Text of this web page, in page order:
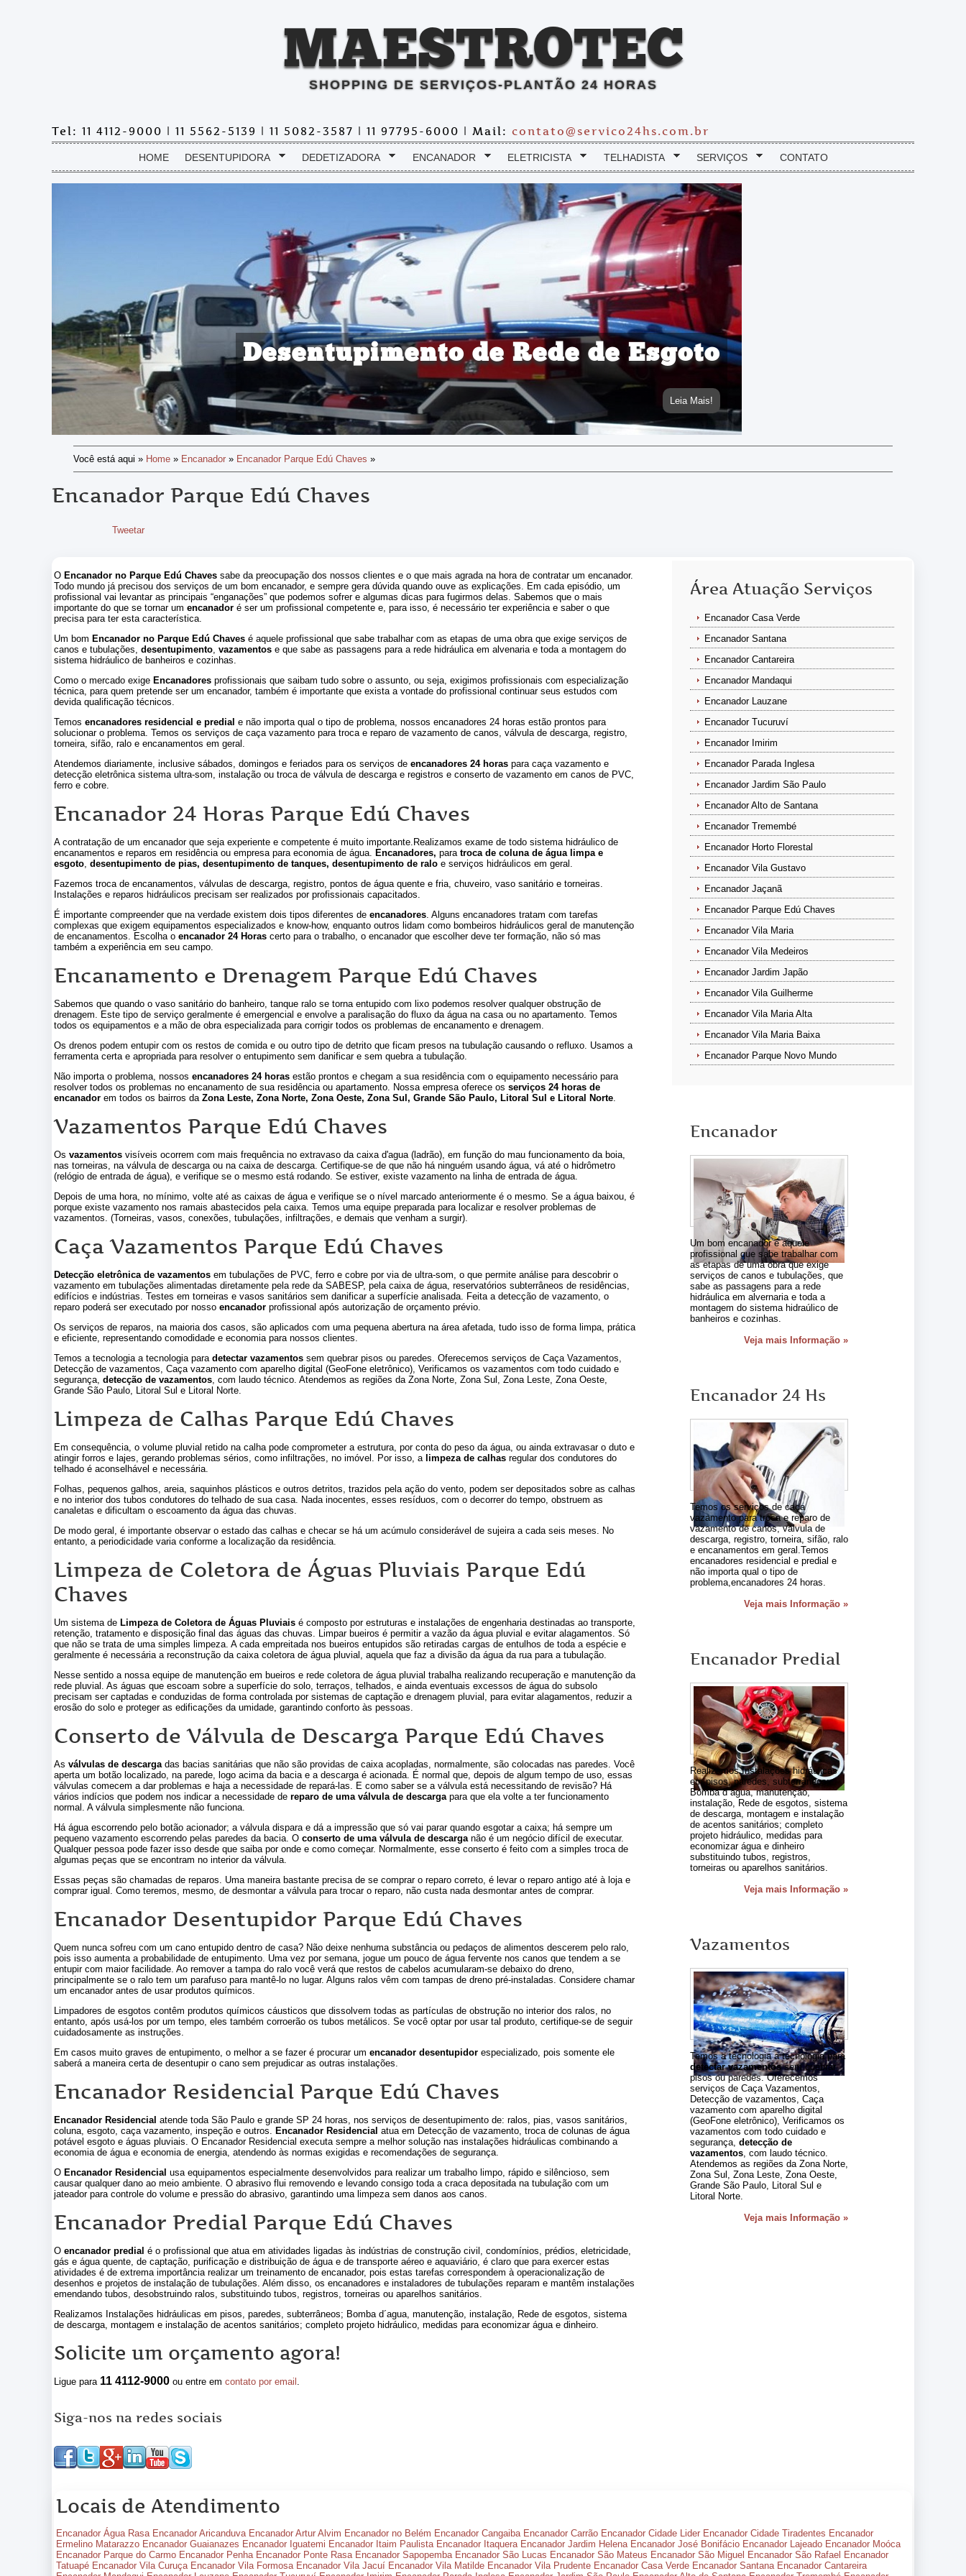
MAESTROTEC
SHOPPING DE SERVIÇOS-PLANTÃO 24 HORAS
Tel: 11 4112-9000 | 11 5562-5139 | 11 5082-3587 | 11 97795-6000 | Mail: contato@servico24hs.com.br
HOME DESENTUPIDORA DEDETIZADORA ENCANADOR ELETRICISTA TELHADISTA SERVIÇOS CONTATO
Desentupimento de Rede de Esgoto
Leia Mais!
Você está aqui » Home » Encanador » Encanador Parque Edú Chaves »
Encanador Parque Edú Chaves
Tweetar
O Encanador no Parque Edú Chaves sabe da preocupação dos nossos clientes e o que mais agrada na hora de contratar um encanador.
Todo mundo já precisou dos serviços de um bom encanador, e sempre gera dúvida quando ouve as explicações. Em cada episódio, um
profissional vai levantar as principais “enganações” que podemos sofrer e algumas dicas para fugirmos delas. Sabemos que o mais
importante do que se tornar um encanador é ser um profissional competente e, para isso, é necessário ter experiência e saber o que
precisa para ter esta característica.
Um bom Encanador no Parque Edú Chaves é aquele profissional que sabe trabalhar com as etapas de uma obra que exige serviços de
canos e tubulações, desentupimento, vazamentos e que sabe as passagens para a rede hidráulica em alvenaria e toda a montagem do
sistema hidráulico de banheiros e cozinhas.
Como o mercado exige Encanadores profissionais que saibam tudo sobre o assunto, ou seja, exigimos profissionais com especialização
técnica, para quem pretende ser um encanador, também é importante que exista a vontade do profissional continuar seus estudos com
devida qualificação técnicos.
Temos encanadores residencial e predial e não importa qual o tipo de problema, nossos encanadores 24 horas estão prontos para
solucionar o problema. Temos os serviços de caça vazamento para troca e reparo de vazamento de canos, válvula de descarga, registro,
torneira, sifão, ralo e encanamentos em geral.
Atendemos diariamente, inclusive sábados, domingos e feriados para os serviços de encanadores 24 horas para caça vazamento e
detecção eletrônica sistema ultra-som, instalação ou troca de válvula de descarga e registros e conserto de vazamento em canos de PVC,
ferro e cobre.
Encanador 24 Horas Parque Edú Chaves
A contratação de um encanador que seja experiente e competente é muito importante.Realizamos exame de todo sistema hidráulico de
encanamentos e reparos em residência ou empresa para economia de água. Encanadores, para troca de coluna de água limpa e
esgoto, desentupimento de pias, desentupimento de tanques, desentupimento de ralo e serviços hidráulicos em geral.
Fazemos troca de encanamentos, válvulas de descarga, registro, pontos de água quente e fria, chuveiro, vaso sanitário e torneiras.
Instalações e reparos hidráulicos precisam ser realizados por profissionais capacitados.
É importante compreender que na verdade existem dois tipos diferentes de encanadores. Alguns encanadores tratam com tarefas
complexas que exigem equipamentos especializados e know-how, enquanto outros lidam como bombeiros hidráulicos geral de manutenção
de encanamentos. Escolha o encanador 24 Horas certo para o trabalho, o encanador que escolher deve ter formação, não só mas
também a experiência em seu campo.
Encanamento e Drenagem Parque Edú Chaves
Sabemos que quando o vaso sanitário do banheiro, tanque ralo se torna entupido com lixo podemos resolver qualquer obstrução de
drenagem. Este tipo de serviço geralmente é emergencial e envolve a paralisação do fluxo da água na casa ou no apartamento. Temos
todos os equipamentos e a mão de obra especializada para corrigir todos os problemas de encanamento e drenagem.
Os drenos podem entupir com os restos de comida e ou outro tipo de detrito que ficam presos na tubulação causando o refluxo. Usamos a
ferramenta certa e apropriada para resolver o entupimento sem danificar e sem quebra a tubulação.
Não importa o problema, nossos encanadores 24 horas estão prontos e chegam a sua residência com o equipamento necessário para
resolver todos os problemas no encanamento de sua residência ou apartamento. Nossa empresa oferece os serviços 24 horas de
encanador em todos os bairros da Zona Leste, Zona Norte, Zona Oeste, Zona Sul, Grande São Paulo, Litoral Sul e Litoral Norte.
Vazamentos Parque Edú Chaves
Os vazamentos visíveis ocorrem com mais frequência no extravaso da caixa d'agua (ladrão), em função do mau funcionamento da boia,
nas torneiras, na válvula de descarga ou na caixa de descarga. Certifique-se de que não há ninguém usando água, vá até o hidrômetro
(relógio de entrada de água), e verifique se o mesmo está rodando. Se estiver, existe vazamento na linha de entrada de água.
Depois de uma hora, no mínimo, volte até as caixas de água e verifique se o nível marcado anteriormente é o mesmo. Se a água baixou, é
porque existe vazamento nos ramais abastecidos pela caixa. Temos uma equipe preparada para localizar e resolver problemas de
vazamentos. (Torneiras, vasos, conexões, tubulações, infiltrações, e demais que venham a surgir).
Caça Vazamentos Parque Edú Chaves
Detecção eletrônica de vazamentos em tubulações de PVC, ferro e cobre por via de ultra-som, o que permite análise para descobrir o
vazamento em tubulações alimentadas diretamente pela rede da SABESP, pela caixa de água, reservatórios subterrâneos de residências,
edifícios e indústrias. Testes em torneiras e vasos sanitários sem danificar a superfície analisada. Feita a detecção de vazamento, o
reparo poderá ser executado por nosso encanador profissional após autorização de orçamento prévio.
Os serviços de reparos, na maioria dos casos, são aplicados com uma pequena abertura na área afetada, tudo isso de forma limpa, prática
e eficiente, representando comodidade e economia para nossos clientes.
Temos a tecnologia a tecnologia para detectar vazamentos sem quebrar pisos ou paredes. Oferecemos serviços de Caça Vazamentos,
Detecção de vazamentos, Caça vazamento com aparelho digital (GeoFone eletrônico), Verificamos os vazamentos com todo cuidado e
segurança, detecção de vazamentos, com laudo técnico. Atendemos as regiões da Zona Norte, Zona Sul, Zona Leste, Zona Oeste,
Grande São Paulo, Litoral Sul e Litoral Norte.
Limpeza de Calhas Parque Edú Chaves
Em consequência, o volume pluvial retido na calha pode comprometer a estrutura, por conta do peso da água, ou ainda extravasar o duto e
atingir forros e lajes, gerando problemas sérios, como infiltrações, no imóvel. Por isso, a limpeza de calhas regular dos condutores do
telhado é aconselhável e necessária.
Folhas, pequenos galhos, areia, saquinhos plásticos e outros detritos, trazidos pela ação do vento, podem ser depositados sobre as calhas
e no interior dos tubos condutores do telhado de sua casa. Nada inocentes, esses resíduos, com o decorrer do tempo, obstruem as
canaletas e dificultam o escoamento da água das chuvas.
De modo geral, é importante observar o estado das calhas e checar se há um acúmulo considerável de sujeira a cada seis meses. No
entanto, a periodicidade varia conforme a localização da residência.
Limpeza de Coletora de Águas Pluviais Parque Edú
Chaves
Um sistema de Limpeza de Coletora de Águas Pluviais é composto por estruturas e instalações de engenharia destinadas ao transporte,
retenção, tratamento e disposição final das águas das chuvas. Limpar bueiros é permitir a vazão da água pluvial e evitar alagamentos. Só
que não se trata de uma simples limpeza. A cada empreitada nos bueiros entupidos são retiradas cargas de entulhos de toda a espécie e
geralmente é necessária a reconstrução da caixa coletora de água pluvial, aquela que faz a divisão da água da rua para a tubulação.
Nesse sentido a nossa equipe de manutenção em bueiros e rede coletora de água pluvial trabalha realizando recuperação e manutenção da
rede pluvial. As águas que escoam sobre a superfície do solo, terraços, telhados, e ainda eventuais excessos de água do subsolo
precisam ser captadas e conduzidas de forma controlada por sistemas de captação e drenagem pluvial, para evitar alagamentos, reduzir a
erosão do solo e proteger as edificações da umidade, garantindo conforto às pessoas.
Conserto de Válvula de Descarga Parque Edú Chaves
As válvulas de descargadas bacias sanitárias que não são providas de caixa acopladas, normalmente, são colocadas nas paredes. Você
aperta um botão localizado, na parede, logo acima da bacia e a descarga é acionada. É normal que, depois de algum tempo de uso, essas
válvulas comecem a dar problemas e haja a necessidade de repará-las. E como saber se a válvula está necessitando de revisão? Há
vários indícios que podem nos indicar a necessidade de reparo de uma válvula de descargapara que ela volte a ter funcionamento
normal. A válvula simplesmente não funciona.
Há água escorrendo pelo botão acionador; a válvula dispara e dá a impressão que só vai parar quando esgotar a caixa; há sempre um
pequeno vazamento escorrendo pelas paredes da bacia. O conserto de uma válvula de descarganão é um negócio difícil de executar.
Qualquer pessoa pode fazer isso desde que saiba por onde e como começar. Normalmente, esse conserto é feito com a simples troca de
algumas peças que se encontram no interior da válvula.
Essas peças são chamadas de reparos. Uma maneira bastante precisa de se comprar o reparo correto, é levar o reparo antigo até à loja e
comprar igual. Como teremos, mesmo, de desmontar a válvula para trocar o reparo, não custa nada desmontar antes de comprar.
Encanador Desentupidor Parque Edú Chaves
Quem nunca sofreu com um cano entupido dentro de casa? Não deixe nenhuma substância ou pedaços de alimentos descerem pelo ralo,
pois isso aumenta a probabilidade de entupimento. Uma vez por semana, jogue um pouco de água fervente nos canos que tendem a se
entupir com maior facilidade. Ao remover a tampa do ralo você verá que restos de cabelos acumularam-se debaixo do dreno,
principalmente se o ralo tem um parafuso para mantê-lo no lugar. Alguns ralos vêm com tampas de dreno pré-instaladas. Considere chamar
um encanador antes de usar produtos químicos.
Limpadores de esgotos contêm produtos químicos cáusticos que dissolvem todas as partículas de obstrução no interior dos ralos, no
entanto, após usá-los por um tempo, eles também corroerão os tubos metálicos. Se você optar por usar tal produto, certifique-se de seguir
cuidadosamente as instruções.
Em casos muito graves de entupimento, o melhor a se fazer é procurar um encanador desentupidor especializado, pois somente ele
saberá a maneira certa de desentupir o cano sem prejudicar as outras instalações.
Encanador Residencial Parque Edú Chaves
Encanador Residencial atende toda São Paulo e grande SP 24 horas, nos serviços de desentupimento de: ralos, pias, vasos sanitários,
coluna, esgoto, caça vazamento, inspeção e outros. Encanador Residencial atua em Detecção de vazamento, troca de colunas de água
potável esgoto e águas pluviais. O Encanador Residencial executa sempre a melhor solução nas instalações hidráulicas combinando a
economia de água e economia de energia, atendendo às normas exigidas e recomendações de segurança.
O Encanador Residencial usa equipamentos especialmente desenvolvidos para realizar um trabalho limpo, rápido e silêncioso, sem
causar qualquer dano ao meio ambiente. O abrasivo flui removendo e levando consigo toda a craca depositada na tubulação com um
jateador para controle do volume e pressão do abrasivo, garantindo uma limpeza sem danos aos canos.
Encanador Predial Parque Edú Chaves
O encanador predial é o profissional que atua em atividades ligadas às indústrias de construção civil, condomínios, prédios, eletricidade,
gás e água quente, de captação, purificação e distribuição de água e de transporte aéreo e aquaviário, é claro que para exercer estas
atividades é de extrema importância realizar um treinamento de encanador, pois estas tarefas correspondem à operacionalização de
desenhos e projetos de instalação de tubulações. Além disso, os encanadores e instaladores de tubulações reparam e mantêm instalações
emendando tubos, desobstruindo ralos, substituindo tubos, registros, torneiras ou aparelhos sanitários.
Realizamos Instalações hidráulicas em pisos, paredes, subterrâneos; Bomba d´agua, manutenção, instalação, Rede de esgotos, sistema
de descarga, montagem e instalação de acentos sanitários; completo projeto hidráulico, medidas para economizar água e dinheiro.
Solicite um orçamento agora!
Ligue para 11 4112-9000 ou entre em contato por email .
Siga-nos na redes sociais
Área Atuação Serviços
Encanador Casa Verde
Encanador Santana
Encanador Cantareira
Encanador Mandaqui
Encanador Lauzane
Encanador Tucuruví
Encanador Imirim
Encanador Parada Inglesa
Encanador Jardim São Paulo
Encanador Alto de Santana
Encanador Tremembé
Encanador Horto Florestal
Encanador Vila Gustavo
Encanador Jaçanã
Encanador Parque Edú Chaves
Encanador Vila Maria
Encanador Vila Medeiros
Encanador Jardim Japão
Encanador Vila Guilherme
Encanador Vila Maria Alta
Encanador Vila Maria Baixa
Encanador Parque Novo Mundo
Encanador
Um bom encanador é aquele
profissional que sabe trabalhar com
as etapas de uma obra que exige
serviços de canos e tubulações, que
sabe as passagens para a rede
hidráulica em alvernaria e toda a
montagem do sistema hidraúlico de
banheiros e cozinhas.
Veja mais Informação »
Encanador 24 Hs
Temos os serviços de caça
vazamento para troca e reparo de
vazamento de canos, válvula de
descarga, registro, torneira, sifão, ralo
e encanamentos em geral.Temos
encanadores residencial e predial e
não importa qual o tipo de
problema,encanadores 24 horas.
Veja mais Informação »
Encanador Predial
Realizamos Instalações hidráulicas
em pisos, paredes, subterrâneos;
Bomba d´agua, manutenção,
instalação, Rede de esgotos, sistema
de descarga, montagem e instalação
de acentos sanitários; completo
projeto hidráulico, medidas para
economizar água e dinheiro
substituindo tubos, registros,
torneiras ou aparelhos sanitários.
Veja mais Informação »
Vazamentos
Temos a tecnologia a tecnologia para
detectar vazamentossem quebrar
pisos ou paredes. Oferecemos
serviços de Caça Vazamentos,
Detecção de vazamentos, Caça
vazamento com aparelho digital
(GeoFone eletrônico), Verificamos os
vazamentos com todo cuidado e
segurança, detecção de
vazamentos, com laudo técnico.
Atendemos as regiões da Zona Norte,
Zona Sul, Zona Leste, Zona Oeste,
Grande São Paulo, Litoral Sul e
Litoral Norte.
Veja mais Informação »
Locais de Atendimento
Encanador Água Rasa Encanador Aricanduva Encanador Artur Alvim Encanador no Belém Encanador Cangaiba Encanador Carrão Encanador Cidade Lider Encanador Cidade Tiradentes Encanador
Ermelino Matarazzo Encanador Guaianazes Encanador Iguatemi Encanador Itaim Paulista Encanador Itaquera Encanador Jardim Helena Encanador José Bonifácio Encanador Lajeado Encanador Moóca
Encanador Parque do Carmo Encanador Penha Encanador Ponte Rasa Encanador Sapopemba Encanador São Lucas Encanador São Mateus Encanador São Miguel Encanador São Rafael Encanador
Tatuapé Encanador Vila Curuça Encanador Vila Formosa Encanador Vila Jacuí Encanador Vila Matilde Encanador Vila Prudente Encanador Casa Verde Encanador Santana Encanador Cantareira